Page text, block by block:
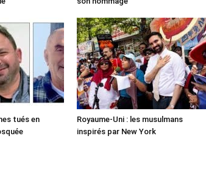
tués en
Royaume-Uni : les musulmans
inspirés par New York